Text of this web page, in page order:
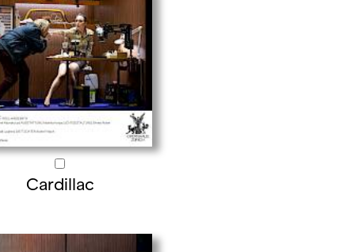
Cardillac